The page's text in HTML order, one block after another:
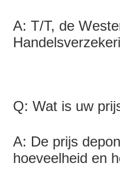
A: T/T, de
Q: Wat is uw
A: De prijs
hoeveelheid en